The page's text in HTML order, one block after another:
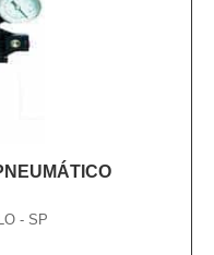
- SP